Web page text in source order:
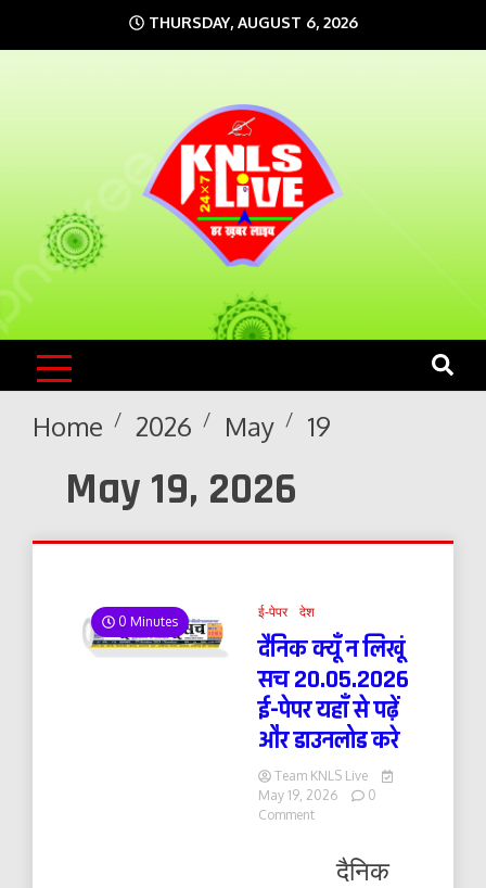
to
THURSDAY, AUGUST 6, 2026
KNLS LIVE
India`s No.1 News Portal
Home 2026 May 19
May 19, 2026
0 Minutes
ई-पेपर देश
दैनिक क्यूँ न लिखूं
सच 20.05.2026
ई-पेपर यहाँ से पढ़ें
और डाउनलोड करे
Team KNLS Live
May 19, 2026
0
Commenton
दैनिक